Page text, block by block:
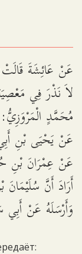
عَنْ عَائِشَةَ
لاَ نَذْرَ فِي
مُحَمَّدٍ
عَنْ يَحْيَى بْنِ
عَنْ عِمْرَانَ بْنِ
أَرَادَ أَنَّ
وَأَرْسَلَهُ عَنْ